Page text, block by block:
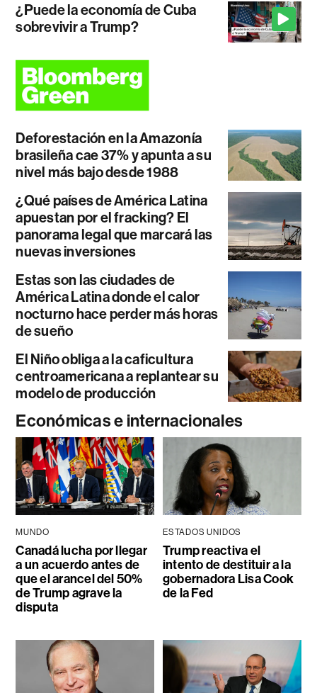
¿Puede la economía de Cuba
sobrevivir a Trump?
Deforestación en la Amazonía
brasileña cae 37% y apunta a su
nivel más bajo desde 1988
¿Qué países de América Latina
apuestan por el fracking? El
panorama legal que marcará las
nuevas inversiones
Estas son las ciudades de
América Latina donde el calor
nocturno hace perder más horas
de sueño
El Niño obliga a la caficultura
centroamericana a replantear su
modelo de producción
Económicas e internacionales
MUNDO
Canadá lucha por llegar
a un acuerdo antes de
que el arancel del 50%
de Trump agrave la
disputa
ESTADOS UNIDOS
Trump reactiva el
intento de destituir a la
gobernadora Lisa Cook
de la Fed